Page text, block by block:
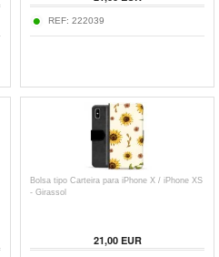
REF: 222039
Bolsa tipo Carteira para iPhone X / iPhone XS
- Girassol
21,00EUR